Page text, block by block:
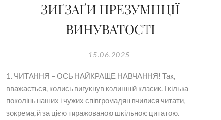
ЗИҐЗАҐИ ПРЕЗУМПЦІЇ
ВИНУВАТОСТІ
15.06.2025
1. ЧИТАННЯ – ОСЬ НАЙКРАЩЕ НАВЧАННЯ! Так,
вважається, колись вигукнув колишній класик. І кілька
поколінь наших і чужих співгромадян вчилися читати,
зокрема, й за цією тиражованою шкільною цитатою.